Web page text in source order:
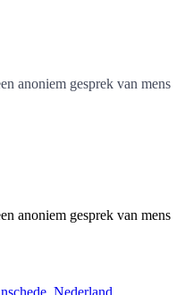
anoniem gesprek van mens
anoniem gesprek van mens
Nederland